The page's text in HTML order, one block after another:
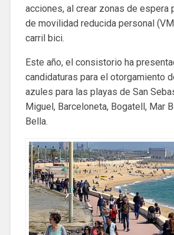
acciones, al crear zonas de espera
de movilidad reducida personal
carril bici.
Este año, el consistorio ha
candidaturas para el otorgamiento
azules para las playas de San
Miguel, Barceloneta, Bogatell, Mar
Bella.